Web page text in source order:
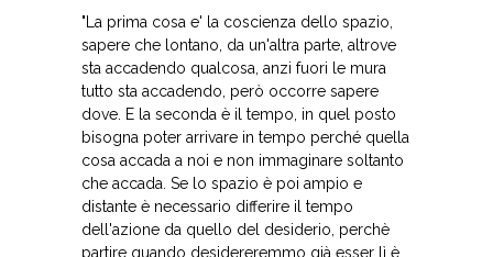
"La prima cosa e' la coscienza dello spazio,
sapere che lontano, da un'altra parte, altrove
sta accadendo qualcosa, anzi fuori le mura
tutto sta accadendo, però occorre sapere
dove. E la seconda è il tempo, in quel posto
bisogna poter arrivare in tempo perché quella
cosa accada a noi e non immaginare soltanto
che accada. Se lo spazio è poi ampio e
distante è necessario differire il tempo
dell'azione da quello del desiderio, perchè
partire quando desidereremmo già esser lì è